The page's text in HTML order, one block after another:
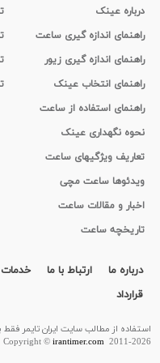
درباره عینک
راهنمای اندازه گیری ساعت
راهنمای اندازه گیری زیور
راهنمای انتخاب عینک
راهنمای استفاده از ساعت
نحوه نگهداری عینک
تعاریف ویژگیهای ساعت
ویدئوها ساعت مچی
اخبار و مقالات ساعت
تاریخچه ساعت
درباره ما ارتباط با ما خدمات
قرارداد
استفاده از مطالب سايت ایران تایمر
Copyright ©irantimer.com2011-2026